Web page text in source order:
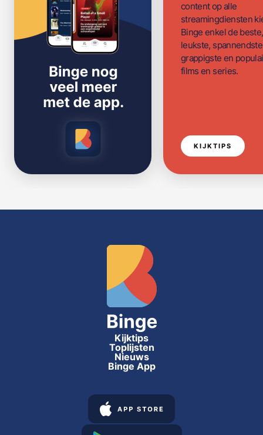
content op alle
streamingdiensten
Binge enkel de beste,
leukste,
grappigste en
films en series.
KIJKTIPS
Kijktips
Toplijsten
Nieuws
Binge App